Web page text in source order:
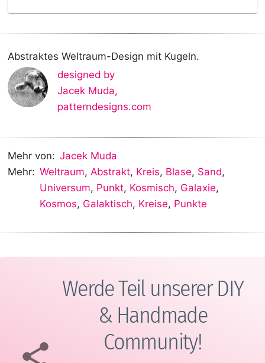
Abstraktes Weltraum-Design mit Kugeln.
designed by
Jacek Muda,
patterndesigns.com
Mehr von: Jacek Muda
Mehr: Weltraum, Abstrakt, Kreis, Blase, Sand,
Universum, Punkt, Kosmisch, Galaxie,
Kosmos, Galaktisch, Kreise, Punkte
Werde Teil unserer DIY
& Handmade
Community!